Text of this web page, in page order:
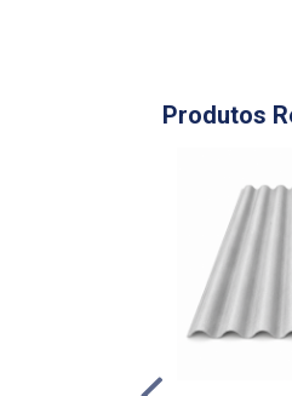
Produtos